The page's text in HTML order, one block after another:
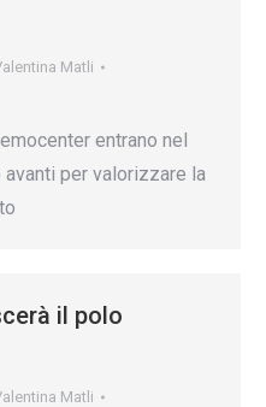
Matli
entrano nel
per valorizzare la
il polo
Matli